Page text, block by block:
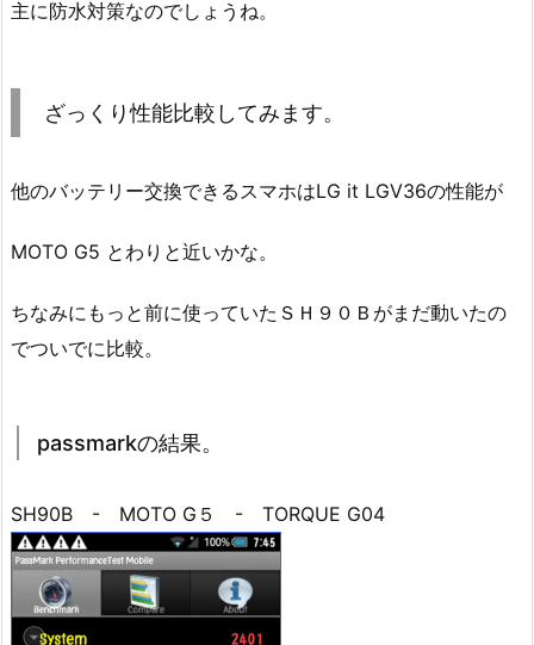
主に防水対策なのでしょうね。
ざっくり性能比較してみます。
他のバッテリー交換できるスマホはLG it LGV36の性能が
MOTO G5 とわりと近いかな。
ちなみにもっと前に使っていたＳＨ９０Ｂがまだ動いたの
でついでに比較。
passmarkの結果。
SH90B - MOTO G５ - TORQUE G04